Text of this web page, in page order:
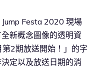
Festa 2020 現場
新概念圖像的透明資
2期放送開始！」的字
定以及放送日期的消